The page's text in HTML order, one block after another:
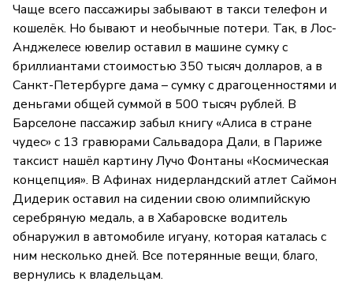
Чаще всего пассажиры забывают в такси телефон и
кошелёк. Но бывают и необычные потери. Так, в Лос-
Анджелесе ювелир оставил в машине сумку с
бриллиантами стоимостью 350 тысяч долларов, а в
Санкт-Петербурге дама – сумку с драгоценностями и
деньгами общей суммой в 500 тысяч рублей. В
Барселоне пассажир забыл книгу «Алиса в стране
чудес» с 13 гравюрами Сальвадора Дали, в Париже
таксист нашёл картину Лучо Фонтаны «Космическая
концепция». В Афинах нидерландский атлет Саймон
Дидерик оставил на сидении свою олимпийскую
серебряную медаль, а в Хабаровске водитель
обнаружил в автомобиле игуану, которая каталась с
ним несколько дней. Все потерянные вещи, благо,
вернулись к владельцам.